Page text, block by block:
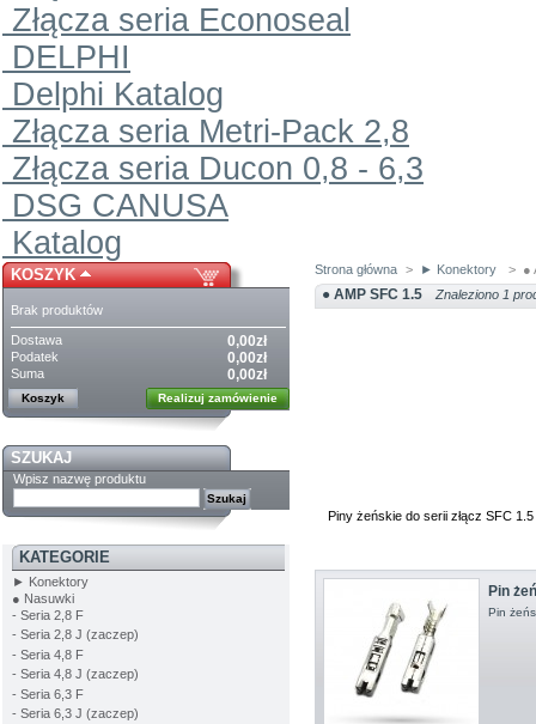
Złącza seria Econoseal
DELPHI
Delphi Katalog
Złącza seria Metri-Pack 2,8
Złącza seria Ducon 0,8 - 6,3
DSG CANUSA
Katalog
KOSZYK
Brak produktów
Dostawa 0,00zł
Podatek 0,00zł
Suma 0,00zł
Koszyk Realizuj zamówienie
SZUKAJ
Wpisz nazwę produktu
KATEGORIE
► Konektory
● Nasuwki
- Seria 2,8 F
- Seria 2,8 J (zaczep)
- Seria 4,8 F
- Seria 4,8 J (zaczep)
- Seria 6,3 F
- Seria 6,3 J (zaczep)
Strona główna > ► Konektory > ●
● AMP SFC 1.5 Znaleziono 1
Piny żeńskie do serii złącz SFC 1.5
Pin
Pin